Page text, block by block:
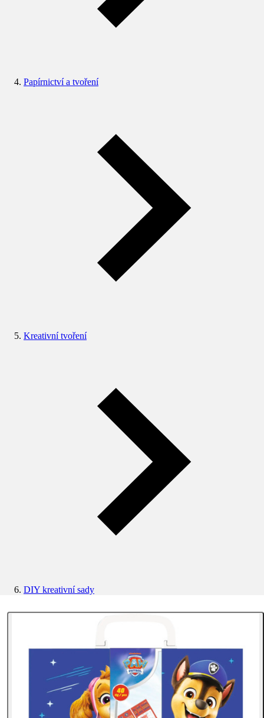
Papírnictví a tvoření
Kreativní tvoření
DIY kreativní sady